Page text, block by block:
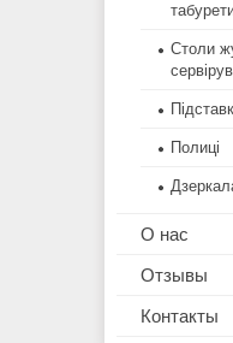
Столи
Полиці
О нас
Отзывы
Контакты